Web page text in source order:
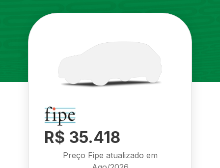
R$ 35.418
Preço Fipe atualizado em